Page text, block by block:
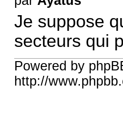
Je suppose
secteurs qui
Powered by
http://